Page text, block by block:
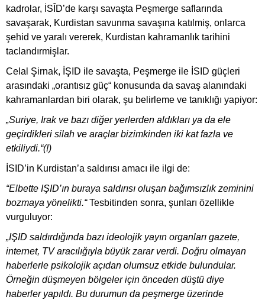
kadrolar, İSÎD’de karşı savaşta Peşmerge saflarında
savaşarak, Kurdistan savunma savaşına katılmiş, onlarca
şehid ve yaralı vererek, Kurdistan kahramanlık tarihini
taclandırmişlar.
Celal Şirnak, İŞID ile savaşta, Peşmerge ile İSID güçleri
arasındaki „orantısız güç“ konusunda da savaş alanındaki
kahramanlardan biri olarak, şu belirleme ve tanıklığı yapiyor:
„Suriye, Irak ve bazı diğer yerlerden aldıkları ya da ele
geçirdikleri silah ve araçlar bizimkinden iki kat fazla ve
etkiliydi.“(!)
İSID’in Kurdistan’a saldırısı amacı ile ilgi de:
“Elbette IŞID’ın buraya saldırısı oluşan bağımsızlık zeminini
bozmaya yönelikti.“Tesbitinden sonra, şunları özellikle
vurguluyor:
„IŞID saldırdığında bazı ideolojik yayın organları gazete,
internet, TV aracılığıyla büyük zarar verdi. Doğru olmayan
haberlerle psikolojik açıdan olumsuz etkide bulundular.
Örneğin düşmeyen bölgeler için önceden düştü diye
haberler yapıldı. Bu durumun da peşmerge üzerinde